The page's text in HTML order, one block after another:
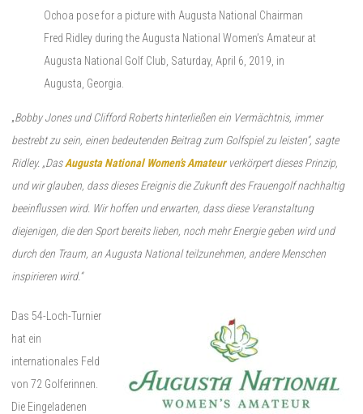
Ochoa pose for a picture with Augusta National Chairman
Fred Ridley during the Augusta National Women’s Amateur at
Augusta National Golf Club, Saturday, April 6, 2019, in
Augusta, Georgia.
„Bobby Jones und Clifford Roberts hinterließen ein Vermächtnis, immer
bestrebt zu sein, einen bedeutenden Beitrag zum Golfspiel zu leisten“, sagte
Ridley. „DasAugusta National Women’s Amateurverkörpert dieses Prinzip,
und wir glauben, dass dieses Ereignis die Zukunft des Frauengolf nachhaltig
beeinflussen wird. Wir hoffen und erwarten, dass diese Veranstaltung
diejenigen, die den Sport bereits lieben, noch mehr Energie geben wird und
durch den Traum, an Augusta National teilzunehmen, andere Menschen
inspirieren wird.“
Das 54-Loch-Turnier
hat ein
internationales Feld
von 72 Golferinnen.
Die Eingeladenen